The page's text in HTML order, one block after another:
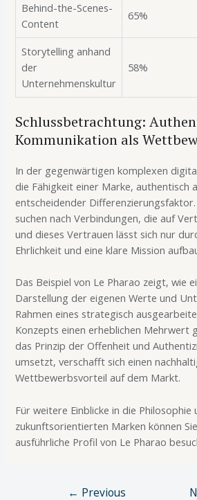
Behind-the-Scenes-
Content
65%
Storytelling anhand
der
Unternehmenskultur
58%
Schlussbetrachtung:
Kommunikation als
In der gegenwärtigen komplexen
die Fähigkeit einer Marke, authentisch
entscheidender
suchen nach Verbindungen, die auf
und dieses Vertrauen lässt sich nur
Ehrlichkeit und eine klare Mission
Das Beispiel von Le Pharao zeigt, wie
Darstellung der eigenen Werte und
Rahmen eines strategisch
Konzepts einen erheblichen Mehrwert
das Prinzip der Offenheit und
umsetzt, verschafft sich einen
Wettbewerbsvorteil auf dem Markt.
Für weitere Einblicke in die Philosophie
zukunftsorientierten Marken können
ausführliche Profil von Le Pharao
← Previous